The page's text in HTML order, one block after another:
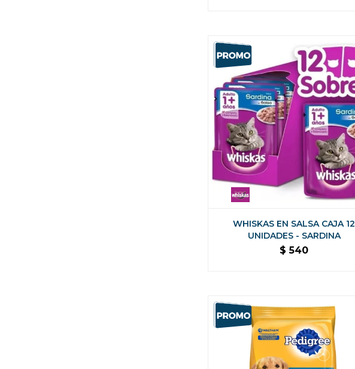
WHISKAS EN SALSA CAJA 12
UNIDADES - SARDINA
$ 540